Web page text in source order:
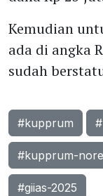
Kemudian
ada di angka
sudah
#kupprum
#kupprum-
#giias-2025